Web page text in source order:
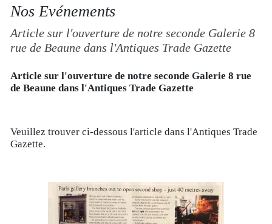
Nos Evénements
Article sur l'ouverture de notre seconde Galerie 8
rue de Beaune dans l'Antiques Trade Gazette
Article sur l'ouverture de notre seconde Galerie 8 rue
de Beaune dans l'Antiques Trade Gazette
Veuillez trouver ci-dessous l'article dans l'Antiques Trade
Gazette.